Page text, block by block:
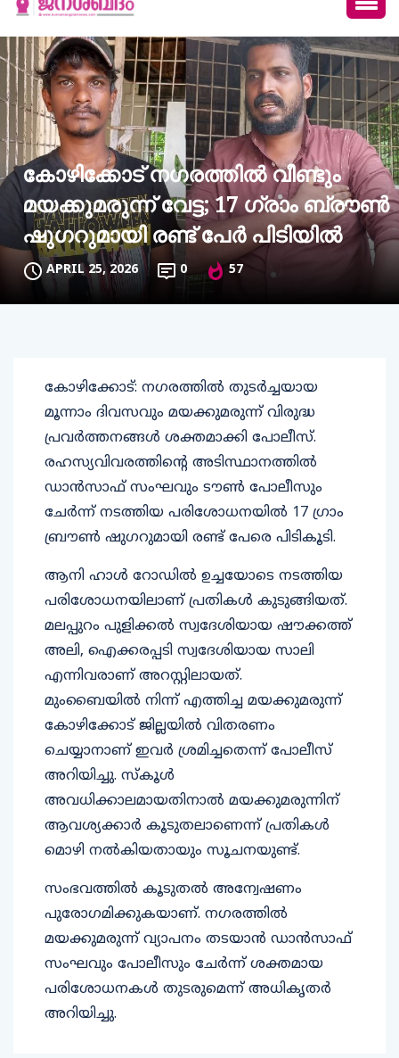
കോഴിക്കോട് നഗരത്തിൽ വീണ്ടും
മയക്കുമരുന്ന് വേട്ട; 17 ഗ്രാം ബ്രൗൺ
ഷുഗറുമായി രണ്ട് പേർ പിടിയിൽ
APRIL 25, 2026 0 57
കോഴിക്കോട്: നഗരത്തിൽ തുടർച്ചയായ
മൂന്നാം ദിവസവും മയക്കുമരുന്ന് വിരുദ്ധ
പ്രവർത്തനങ്ങൾ ശക്തമാക്കി പോലീസ്.
രഹസ്യവിവരത്തിന്റെ അടിസ്ഥാനത്തിൽ
ഡാൻസാഫ് സംഘവും ടൗൺ പോലീസും
ചേർന്ന് നടത്തിയ പരിശോധനയിൽ 17 ഗ്രാം
ബ്രൗൺ ഷുഗറുമായി രണ്ട് പേരെ പിടികൂടി.
ആനി ഹാൾ റോഡിൽ ഉച്ചയോടെ നടത്തിയ
പരിശോധനയിലാണ് പ്രതികൾ കുടുങ്ങിയത്.
മലപ്പുറം പുളിക്കൽ സ്വദേശിയായ ഷൗക്കത്ത്
അലി, ഐക്കരപ്പടി സ്വദേശിയായ സാലി
എന്നിവരാണ് അറസ്റ്റിലായത്.
മുംബൈയിൽ നിന്ന് എത്തിച്ച മയക്കുമരുന്ന്
കോഴിക്കോട് ജില്ലയിൽ വിതരണം
ചെയ്യാനാണ് ഇവർ ശ്രമിച്ചതെന്ന് പോലീസ്
അറിയിച്ചു. സ്കൂൾ
അവധിക്കാലമായതിനാൽ മയക്കുമരുന്നിന്
ആവശ്യക്കാർ കൂടുതലാണെന്ന് പ്രതികൾ
മൊഴി നൽകിയതായും സൂചനയുണ്ട്.
സംഭവത്തിൽ കൂടുതൽ അന്വേഷണം
പുരോഗമിക്കുകയാണ്. നഗരത്തിൽ
മയക്കുമരുന്ന് വ്യാപനം തടയാൻ ഡാൻസാഫ്
സംഘവും പോലീസും ചേർന്ന് ശക്തമായ
പരിശോധനകൾ തുടരുമെന്ന് അധികൃതർ
അറിയിച്ചു.